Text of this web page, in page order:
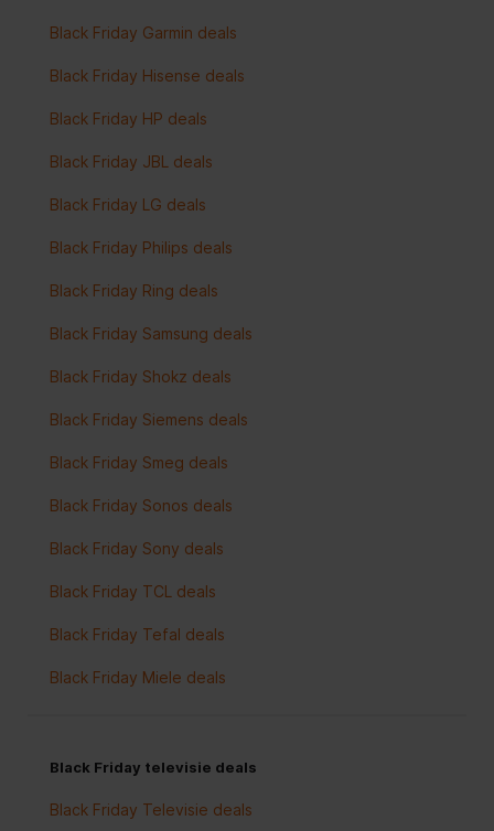
Black Friday Garmin deals
Black Friday Hisense deals
Black Friday HP deals
Black Friday JBL deals
Black Friday LG deals
Black Friday Philips deals
Black Friday Ring deals
Black Friday Samsung deals
Black Friday Shokz deals
Black Friday Siemens deals
Black Friday Smeg deals
Black Friday Sonos deals
Black Friday Sony deals
Black Friday TCL deals
Black Friday Tefal deals
Black Friday Miele deals
Black Friday televisie deals
Black Friday Televisie deals